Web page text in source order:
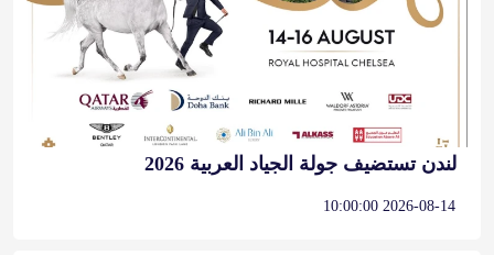
لندن تستضيف جولة الجياد العربية 2026
2026-08-14 10:00:00